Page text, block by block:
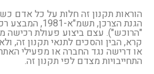
הוראות תקנון זה חלות על כל אדם
הגנת הצרכן,
"הרוכש"). עצם ביצוע פעולת רכישה
קרא, הבין והסכים לתנאי תקנון זה,
או דרישה נגד החברה או מפעילי
התחייבויות מצדם לפי תקנון זה.